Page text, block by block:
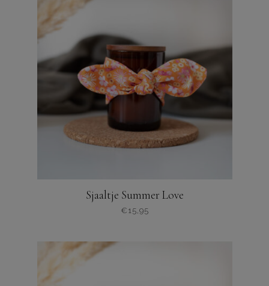
Sjaaltje Summer Love
€ 15,95